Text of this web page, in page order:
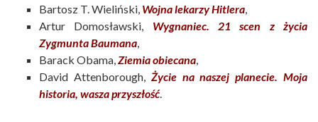
Bartosz T. Wieliński, Wojna lekarzy Hitlera,
Artur Domosławski, Wygnaniec. 21 scen z życia
Zygmunta Baumana,
Barack Obama,Ziemia obiecana,
David Attenborough, Życie na naszej planecie. Moja
historia, wasza przyszłość.